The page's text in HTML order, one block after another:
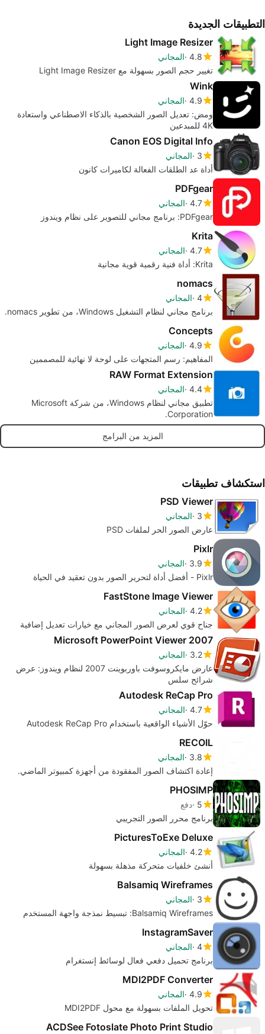
التطبيقات الجديدة
Light Image Resizer
4.8 المجاني
تغيير حجم الصور بسهولة مع Light Image Resizer
Wink
4.9 المجاني
ومض: تعديل الصور الشخصية بالذكاء الاصطناعي واستعادة
4K للمبدعين
Canon EOS Digital Info
3 المجاني
أداة عد الطلقات الفعالة لكاميرات كانون
PDFgear
4.7 المجاني
PDFgear: برنامج مجاني للتصوير على نظام ويندوز
Krita
4.7 المجاني
Krita: أداة فنية رقمية قوية مجانية
nomacs
4 المجاني
برنامج مجاني لنظام التشغيل Windows، من تطوير nomacs.
Concepts
4.9 المجاني
المفاهيم: رسم المتجهات على لوحة لا نهائية للمصممين
RAW Format Extension
4.4 المجاني
تطبيق مجاني لنظام Windows، من شركة Microsoft
Corporation.
المزيد من البرامج
استكشاف تطبيقات
PSD Viewer
3 المجاني
عارض الصور الحر لملفات PSD
Pixlr
3.9 المجاني
Pixlr - أفضل أداة لتحرير الصور بدون تعقيد في الحياة
FastStone Image Viewer
4.2 المجاني
جناح قوي لعرض الصور المجاني مع خيارات تعديل إضافية
Microsoft PowerPoint Viewer 2007
3.2 المجاني
عارض مايكروسوفت باوربوينت 2007 لنظام ويندوز: عرض
شرائح سلس
Autodesk ReCap Pro
4.7 المجاني
حوّل الأشياء الواقعية باستخدام Autodesk ReCap Pro
RECOIL
3.8 المجاني
إعادة اكتشاف الصور المفقودة من أجهزة كمبيوتر الماضي.
PHOSIMP
5 دفع
برنامج محرر الصور التجريبي
PicturesToExe Deluxe
4.2 المجاني
أنشئ خلفيات متحركة مذهلة بسهولة
Balsamiq Wireframes
3 المجاني
Balsamiq Wireframes: تبسيط نمذجة واجهة المستخدم
InstagramSaver
4 المجاني
برنامج تحميل دفعي فعال لوسائط إنستغرام
MDI2PDF Converter
4.9 المجاني
تحويل الملفات بسهولة مع محول MDI2PDF
ACDSee Fotoslate Photo Print Studio